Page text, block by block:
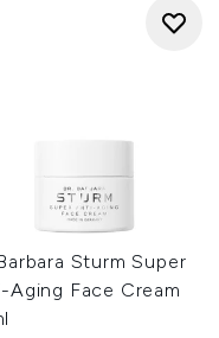
Sturm Super
Aging Face Cream